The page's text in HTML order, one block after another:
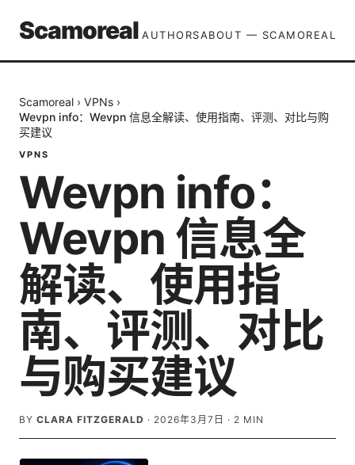
Scamoreal AUTHORSABOUT — SCAMOREAL
Scamoreal › VPNs ›
Wevpn info：Wevpn 信息全解读、使用指南、评测、对比与购
买建议
VPNS
Wevpn info：
Wevpn 信息全
解读、使用指
南、评测、对比
与购买建议
BY CLARA FITZGERALD · 2026年3月7日 · 2 MIN